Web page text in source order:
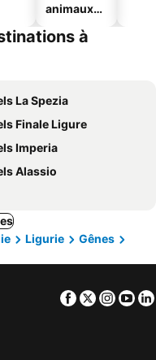
animaux
à
La Spezia
Finale Ligure
Imperia
Alassio
Ligurie
Gênes
Facebook
Twitter